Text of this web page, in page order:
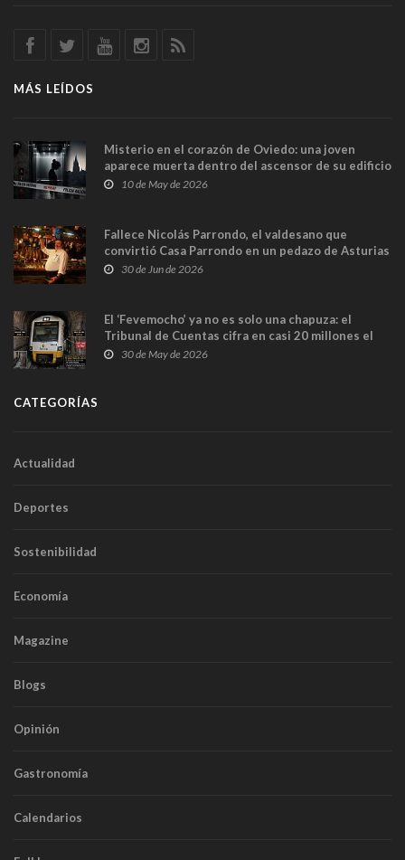
MÁS LEÍDOS
Misterio en el corazón de Oviedo: una joven
aparece muerta dentro del ascensor de su edificio
y las cámaras captan sus últimos minutos
10 de May de 2026
Fallece Nicolás Parrondo, el valdesano que
convirtió Casa Parrondo en un pedazo de Asturias
en Madrid
30 de Jun de 2026
El ‘Fevemocho’ ya no es solo una chapuza: el
Tribunal de Cuentas cifra en casi 20 millones el
sobrecoste de los trenes que no cabían por los
30 de May de 2026
CATEGORÍAS
Actualidad
Deportes
Sostenibilidad
Economía
Magazine
Blogs
Opinión
Gastronomía
Calendarios